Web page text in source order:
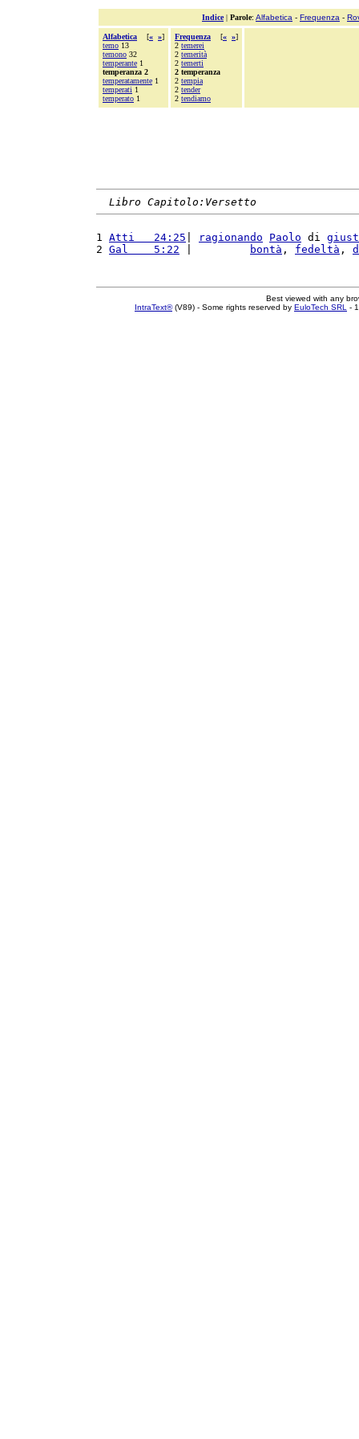
Indice| Parole: Alfabetica - Frequenza -
Alfabetica [« »]
temo 13
temono 32
temperante 1
temperanza 2
temperatamente 1
temperati 1
temperato 1
Frequenza [« »]
2 temerei
2 temerità
2 temerti
2 temperanza
2 tempia
2 tender
2 tendiamo
Libro Capitolo:Versetto
1 Atti   24:25 ragionando Paolo di
2 Gal    5:22 bontà , fedeltà ,
Best viewed with any
IntraText®(V89) - Some rights reserved by EuloTech SRL -